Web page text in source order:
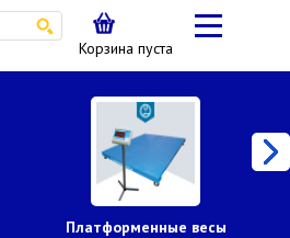
Корзина пуста
Платформенные весы